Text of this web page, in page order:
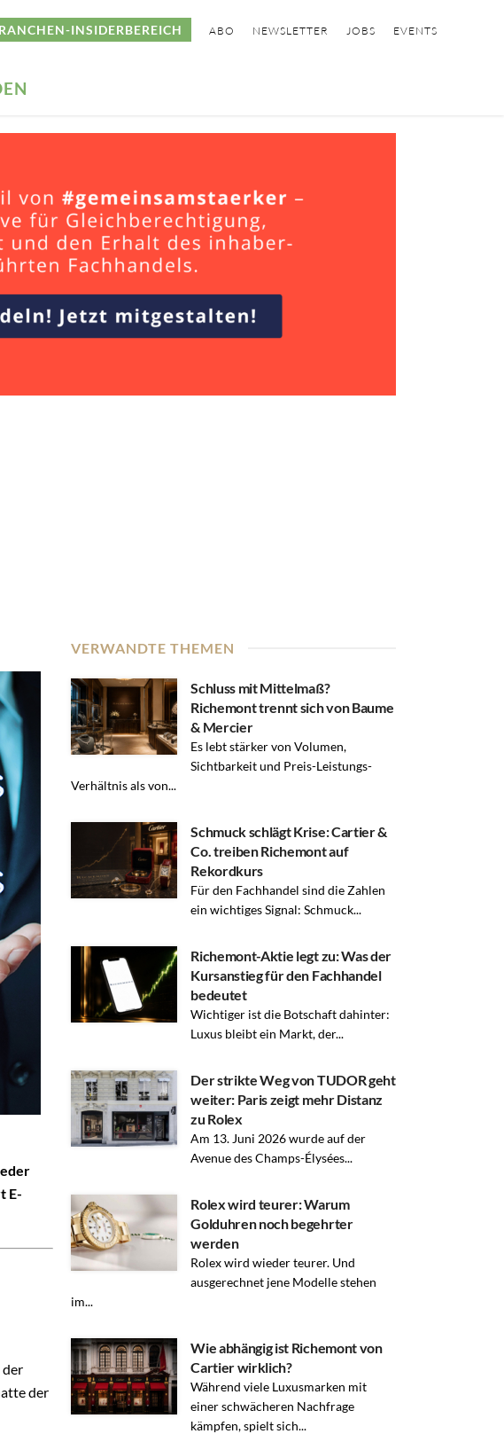
INSIDERBEREICH ABO NEWSLETTER JOBS EVENTS
E-
der
der
VERWANDTE THEMEN
Schluss mit Mittelmaß?
Richemont trennt sich von Baume
& Mercier
Es lebt stärker von Volumen,
Sichtbarkeit und Preis-Leistungs-
Verhältnis als von...
Schmuck schlägt Krise: Cartier &
Co. treiben Richemont auf
Rekordkurs
Für den Fachhandel sind die Zahlen
ein wichtiges Signal: Schmuck...
Richemont-Aktie legt zu: Was der
Kursanstieg für den Fachhandel
bedeutet
Wichtiger ist die Botschaft dahinter:
Luxus bleibt ein Markt, der...
Der strikte Weg von TUDOR geht
weiter: Paris zeigt mehr Distanz
zu Rolex
Am 13. Juni 2026 wurde auf der
Avenue des Champs-Élysées...
Rolex wird teurer: Warum
Golduhren noch begehrter
werden
Rolex wird wieder teurer. Und
ausgerechnet jene Modelle stehen
im...
Wie abhängig ist Richemont von
Cartier wirklich?
Während viele Luxusmarken mit
einer schwächeren Nachfrage
kämpfen, spielt sich...